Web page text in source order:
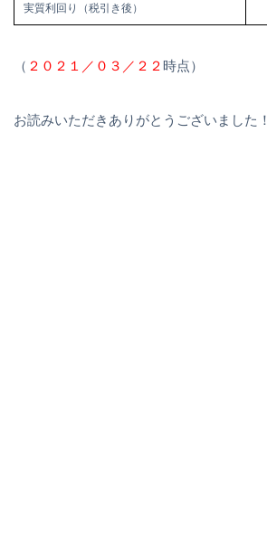
実質利回り（税引き後）
（ ２０２１／０３／２２時点）
お読みいただきありがとうございました！